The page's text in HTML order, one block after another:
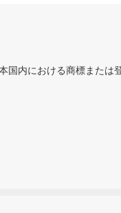
国内における商標または